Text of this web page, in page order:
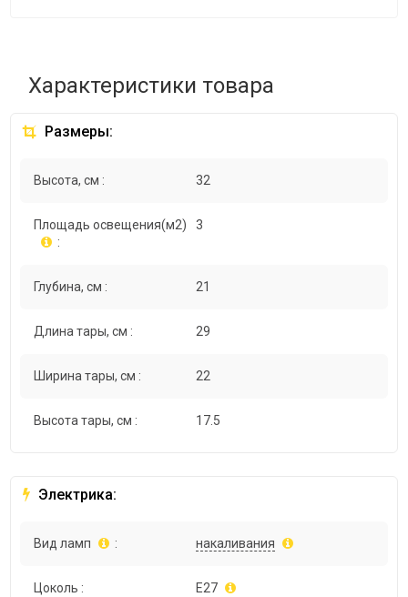
Характеристики товара
Размеры:
Высота, см : 32
Площадь освещения(м2)
:
3
Глубина, см : 21
Длина тары, см : 29
Ширина тары, см : 22
Высота тары, см : 17.5
Электрика:
Вид ламп : накаливания
Цоколь : E27